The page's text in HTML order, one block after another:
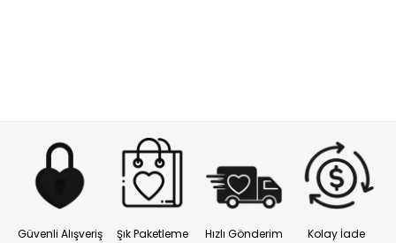
Güvenli Alışveriş Şık Paketleme Hızlı Gönderim Kolay İade